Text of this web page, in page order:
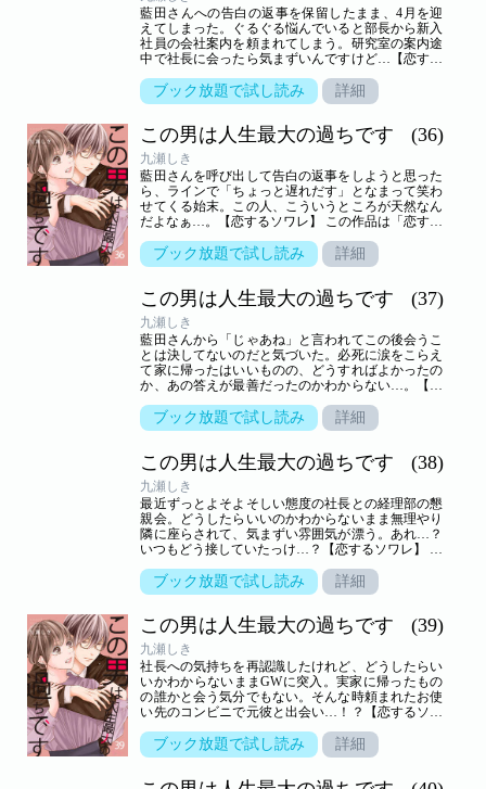
藍田さんへの告白の返事を保留したまま、4月を迎
えてしまった。ぐるぐる悩んでいると部長から新入
社員の会社案内を頼まれてしまう。研究室の案内途
中で社長に会ったら気まずいんですけど…【恋する
10に収録されています。
ブック放題で試し読み 詳細
この男は人生最大の過ちです (36)
九瀬しき
藍田さんを呼び出して告白の返事をしようと思った
ら、ラインで「ちょっと遅れだす」となまって笑わ
せてくる始末。この人、こういうところが天然なん
だよなぁ…。【恋するソワレ】 この作品は「恋する
ブック放題で試し読み 詳細
この男は人生最大の過ちです (37)
九瀬しき
藍田さんから「じゃあね」と言われてこの後会うこ
とは決してないのだと気づいた。必死に涙をこらえ
て家に帰ったはいいものの、どうすればよかったの
か、あの答えが最善だったのかわからない…。【恋
Vol．1に収録されています。
ブック放題で試し読み 詳細
この男は人生最大の過ちです (38)
九瀬しき
最近ずっとよそよそしい態度の社長との経理部の懇
親会。どうしたらいいのかわからないまま無理やり
隣に座らされて、気まずい雰囲気が漂う。あれ…？
いつもどう接していたっけ…？【恋するソワレ】 こ
ています。
ブック放題で試し読み 詳細
この男は人生最大の過ちです (39)
九瀬しき
社長への気持ちを再認識したけれど、どうしたらい
いかわからないままGWに突入。実家に帰ったもの
の誰かと会う気分でもない。そんな時頼まれたお使
い先のコンビニで元彼と出会い…！？【恋するソワ
録されています。
ブック放題で試し読み 詳細